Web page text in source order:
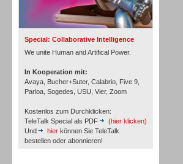
Special: Collaborative Intelligence
We unite Human and Artifical Power.
In Kooperation mit:
Avaya, Bucher+Suter, Calabrio, Five 9,
Parloa, Sogedes, USU, Vier, Zoom
Kostenlos zum Durchklicken:
TeleTalk Special als PDF
(hier klicken)
Und
hier können Sie TeleTalk
bestellen oder abonnieren!